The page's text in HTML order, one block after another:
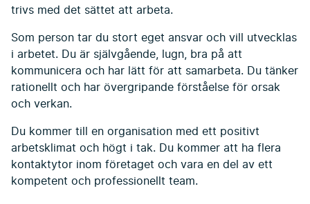
trivs med det sättet att arbeta.
Som person tar du stort eget ansvar och vill utvecklas
i arbetet. Du är självgående, lugn, bra på att
kommunicera och har lätt för att samarbeta. Du tänker
rationellt och har övergripande förståelse för orsak
och verkan.
Du kommer till en organisation med ett positivt
arbetsklimat och högt i tak. Du kommer att ha flera
kontaktytor inom företaget och vara en del av ett
kompetent och professionellt team.